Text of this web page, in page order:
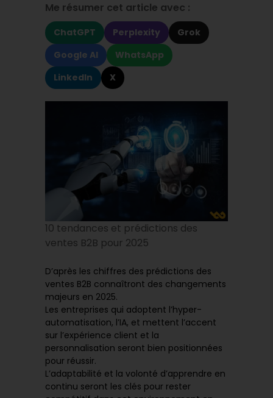
Me résumer cet article avec :
ChatGPT Perplexity
Grok
Google AI
WhatsApp
LinkedIn
X
10 tendances et prédictions des
ventes B2B pour 2025
D’après les chiffres des prédictions des
ventes B2B connaîtront des changements
majeurs en 2025.
Les entreprises qui adoptent l’hyper-
automatisation, l’IA, et mettent l’accent
sur l’expérience client et la
personnalisation seront bien positionnées
pour réussir.
L’adaptabilité et la volonté d’apprendre en
continu seront les clés pour rester